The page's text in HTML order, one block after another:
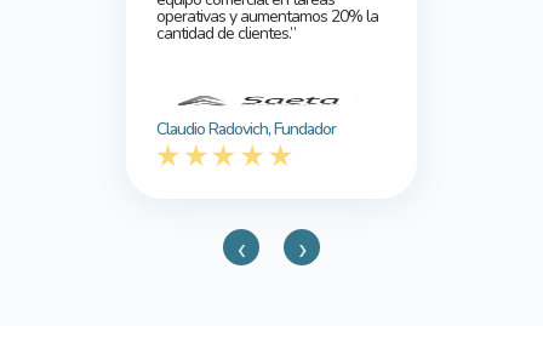
operativas y aumentamos 20% la
cantidad de clientes.”
Claudio Radovich, Fundador
‹ ›